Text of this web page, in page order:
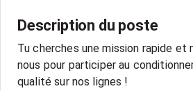
Description du poste
Tu cherches une mission rapide et
nous pour participer au
qualité sur nos lignes !